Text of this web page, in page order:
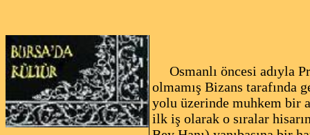
Osmanlı öncesi adıyla
olmamış Bizans tarafında
yolu üzerinde muhkem bir
ilk iş olarak o sıralar